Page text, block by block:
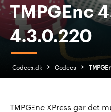
TMPGEnc
4.3.0.220
Codecs.dk > Codecs >
TMPGEnc XPress gør det